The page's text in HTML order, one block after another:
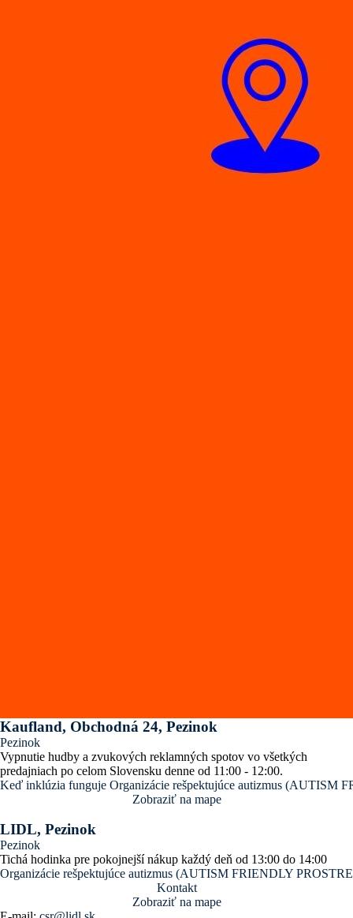
Kaufland, Obchodná 24, Pezinok
Pezinok
Vypnutie hudby a zvukových reklamných spotov vo všetkých
predajniach po celom Slovensku denne od 11:00 - 12:00.
Keď inklúzia funguje Organizácie rešpektujúce autizmus (AUTISM
Zobraziť na mape
LIDL, Pezinok
Pezinok
Tichá hodinka pre pokojnejší nákup každý deň od 13:00 do 14:00
Organizácie rešpektujúce autizmus (AUTISM FRIENDLY
Kontakt
Zobraziť na mape